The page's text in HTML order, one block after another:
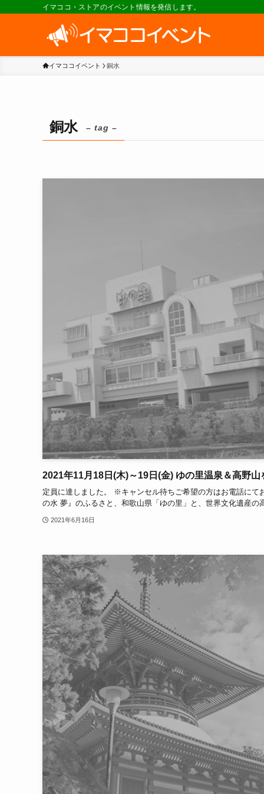
イマココ・ストアのイベント情報を発信します。
イマココイベント 銅水
銅水 – tag –
2021年11月18日(木)～19日(金) ゆの里温泉＆高野山
定員に達しました。 ※キャンセル待ちご希望の方はお電話に
の水 夢』のふるさと、和歌山県「ゆの里」と、世界文化遺産
2021年6月16日